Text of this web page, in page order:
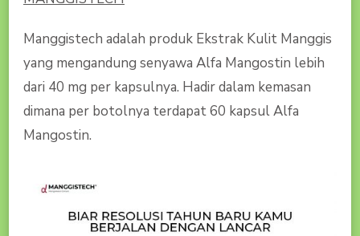
Manggistech adalah produk Ekstrak Kulit Manggis
yang mengandung senyawa Alfa Mangostin lebih
dari 40 mg per kapsulnya. Hadir dalam kemasan
dimana per botolnya terdapat 60 kapsul Alfa
Mangostin.